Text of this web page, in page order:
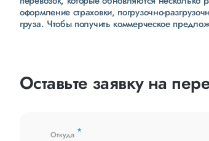
оформление страховки, погрузочно-
груза. Чтобы получить коммерческое
Оставьте заявку на
Откуда *